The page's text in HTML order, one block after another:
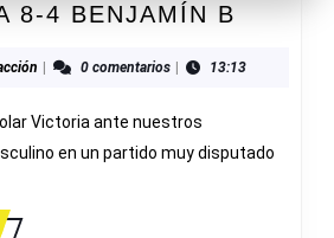
8-4 BENJAMÍN B
8-
B
Redacción0 comentarios 13:13
Victoria ante nuestros
en un partido muy disputado